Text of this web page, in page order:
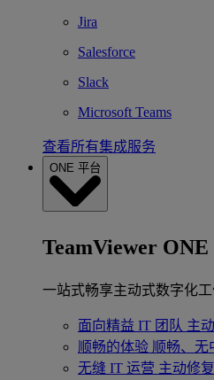
Jira
Salesforce
Slack
Microsoft Teams
查看所有集成服务
ONE 平台
TeamViewer ONE
一站式畅享主动式数字化
面向精益 IT 团队 主
顺畅的体验 顺畅、无
无缝 IT 运营 主动修